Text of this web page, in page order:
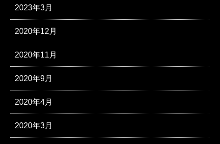
2023年3月
2020年12月
2020年11月
2020年9月
2020年4月
2020年3月